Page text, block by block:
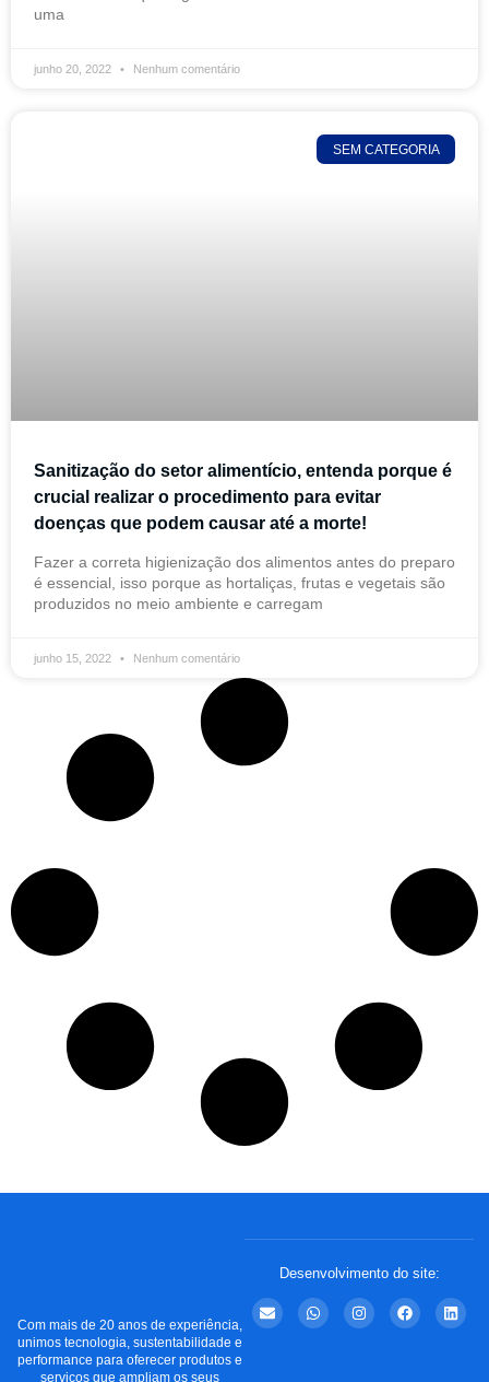
uma
junho 20, 2022 Nenhum comentário
SEM CATEGORIA
Sanitização do setor alimentício, entenda porque é
crucial realizar o procedimento para evitar
doenças que podem causar até a morte!
Fazer a correta higienização dos alimentos antes do preparo
é essencial, isso porque as hortaliças, frutas e vegetais são
produzidos no meio ambiente e carregam
junho 15, 2022 Nenhum comentário
Com mais de 20 anos de experiência,
unimos tecnologia, sustentabilidade e
performance para oferecer produtos e
serviços que ampliam os seus
Desenvolvimento do site: